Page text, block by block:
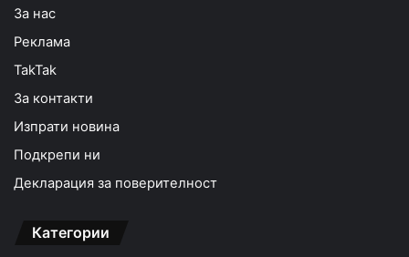
За нас
Реклама
TakTak
За контакти
Изпрати новина
Подкрепи ни
Декларация за поверителност
Категории